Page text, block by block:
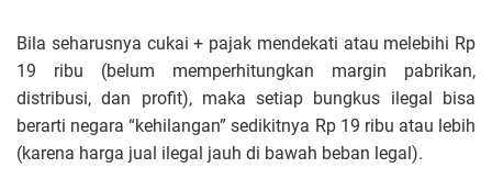
Bila seharusnya cukai + pajak mendekati atau melebihi Rp
19 ribu (belum memperhitungkan margin pabrikan,
distribusi, dan profit), maka setiap bungkus ilegal bisa
berarti negara “kehilangan” sedikitnya Rp 19 ribu atau lebih
(karena harga jual ilegal jauh di bawah beban legal).